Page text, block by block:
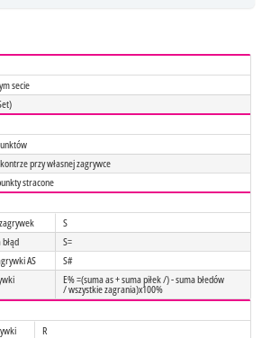
secie
przy własnej zagrywce
stracone
S
S=
AS
S#
E% =(suma as + suma piłek /) - suma błedów
/ wszystkie zagrania)x100%
R